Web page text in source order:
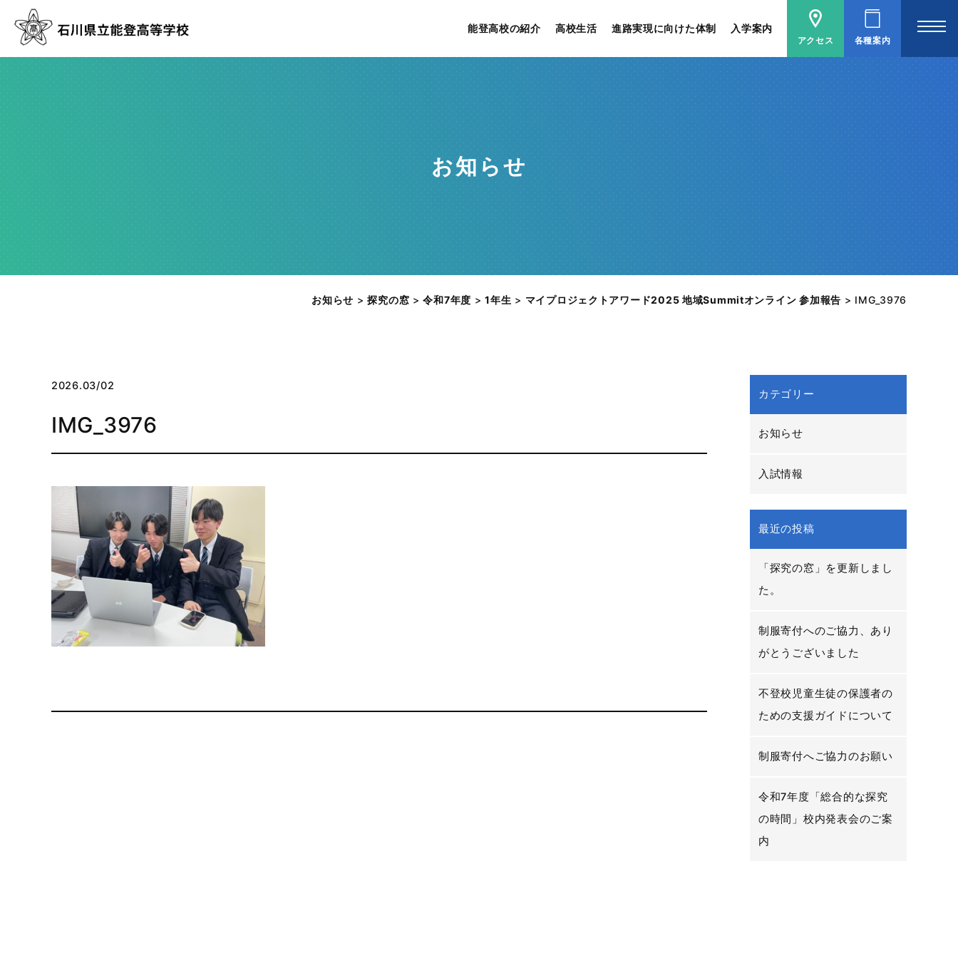
能登高校の紹介 高校生活 進路実現に向けた体制 入学案内
アクセス 各種案内
お知らせ
お知らせ >探究の窓 >令和7年度 >1年生 > マイプロジェクトアワード2025 地域Summitオンライン 参加報告 > IMG_3976
2026.03/02
IMG_3976
カテゴリー
お知らせ
入試情報
最近の投稿
「探究の窓」を更新しまし
た。
制服寄付へのご協力、あり
がとうございました
不登校児童生徒の保護者の
ための支援ガイドについて
制服寄付へご協力のお願い
令和7年度「総合的な探究
の時間」校内発表会のご案
内